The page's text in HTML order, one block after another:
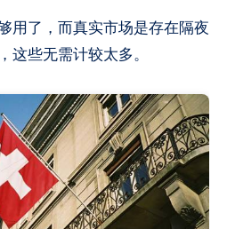
用了，而真实市场是存在隔夜
这些无需计较太多。